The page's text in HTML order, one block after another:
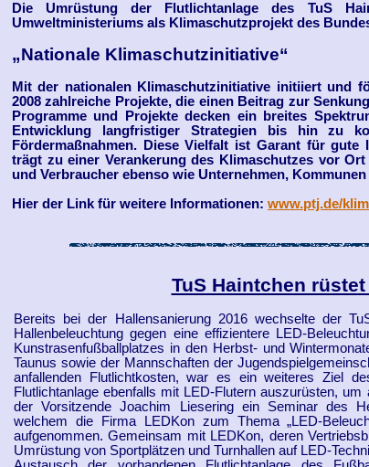
Die Umrüstung der Flutlichtanlage des TuS
Umweltministeriums als Klimaschutzprojekt des
„Nationale Klimaschutzinitiative“
Mit der nationalen Klimaschutzinitiative initiiert und
2008 zahlreiche Projekte, die einen Beitrag zur
Programme und Projekte decken ein breites
Entwicklung langfristiger Strategien bis hin zu
Fördermaßnahmen. Diese Vielfalt ist Garant für gute
trägt zu einer Verankerung des Klimaschutzes vor
und Verbraucher ebenso wie Unternehmen,
Hier der Link für weitere Informationen: www.ptj.de/
TuS Haintchen
Bereits bei der Hallensanierung 2016 wechselte der
Hallenbeleuchtung gegen eine effizientere LED-
Kunstrasenfußballplatzes in den Herbst- und
Taunus sowie der Mannschaften der
anfallenden Flutlichtkosten, war es ein weiteres Ziel
Flutlichtanlage ebenfalls mit LED-Flutern auszurüsten,
der Vorsitzende Joachim Liesering ein Seminar des
welchem die Firma LEDKon zum Thema „LED-
aufgenommen. Gemeinsam mit LEDKon, deren
Umrüstung von Sportplätzen und Turnhallen auf LED-